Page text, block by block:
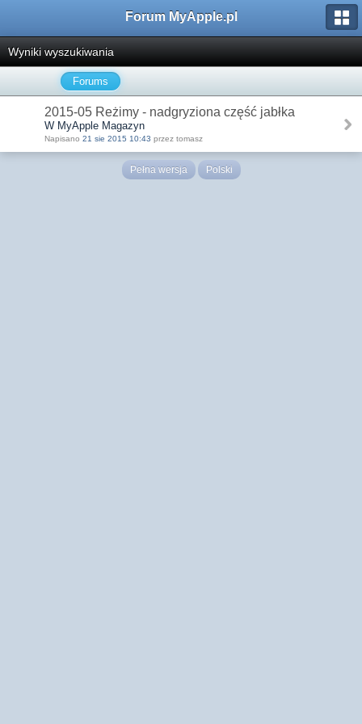
Forum MyApple.pl
Wyniki wyszukiwania
Forums
2015-05 Reżimy - nadgryziona część jabłka
W MyApple Magazyn
Napisano 21 sie 2015 10:43 przez tomasz
Pełna wersja Polski